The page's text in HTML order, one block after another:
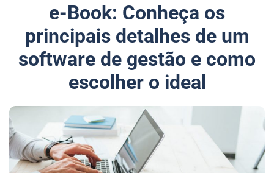
e-Book: Conheça os
principais detalhes de um
software de gestão e como
escolher o ideal